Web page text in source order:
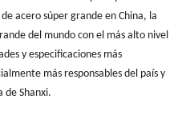
acero súper grande en China, la
del mundo con el más alto nivel
y especificaciones más
más responsables del país y
de Shanxi.